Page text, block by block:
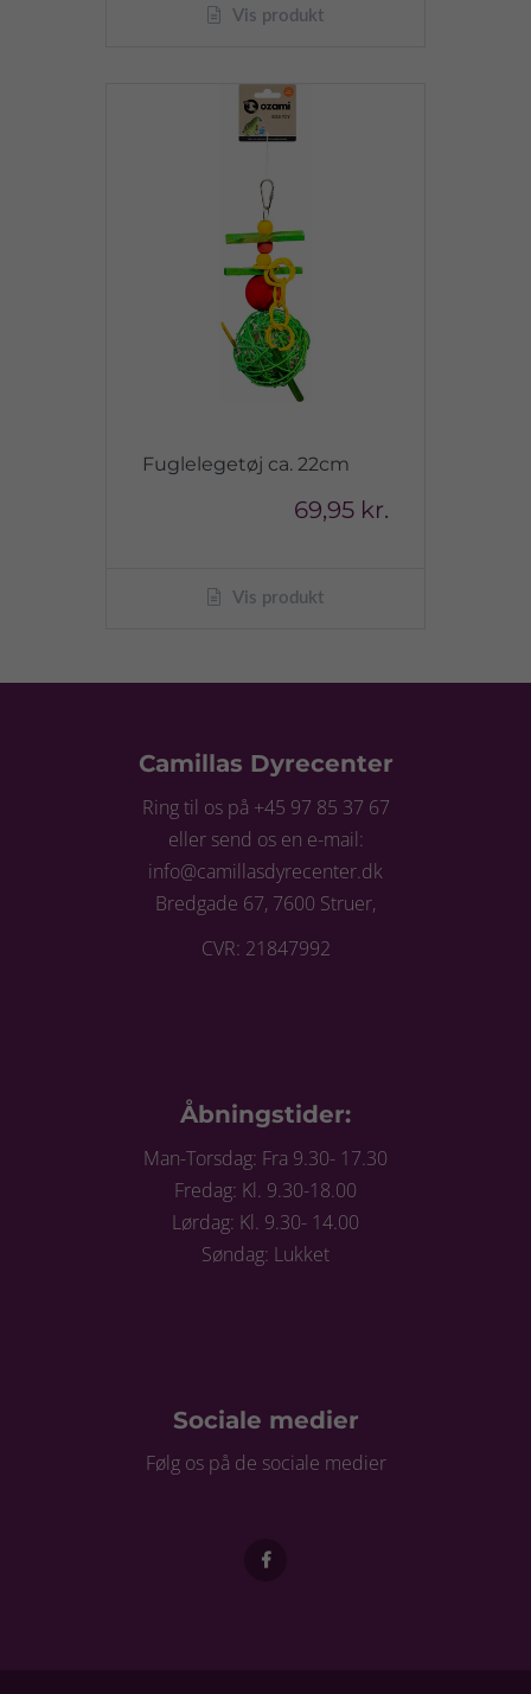
Vis produkt
Fuglelegetøj ca. 22cm
69,95 kr.
Vis produkt
Camillas Dyrecenter
Ring til os på +45 97 85 37 67
eller send os en e-mail:
info@camillasdyrecenter.dk
Bredgade 67, 7600 Struer,
CVR: 21847992
Åbningstider:
Man-Torsdag: Fra 9.30- 17.30
Fredag: Kl. 9.30-18.00
Lørdag: Kl. 9.30- 14.00
Søndag: Lukket
Sociale medier
Følg os på de sociale medier